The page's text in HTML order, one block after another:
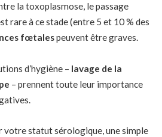
la toxoplasmose, le passage
rare à ce stade (entre 5 et 10 % des
fœtalespeuvent être graves.
d’hygiène – lavage de la
– prennent toute leur importance
votre statut sérologique, une simple